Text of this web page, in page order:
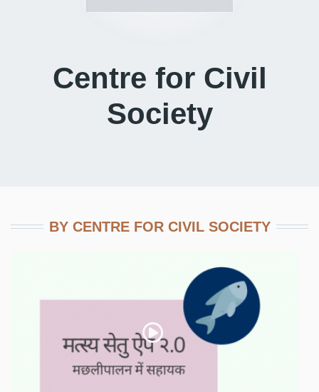
Centre for Civil
Society
BY CENTRE FOR CIVIL SOCIETY